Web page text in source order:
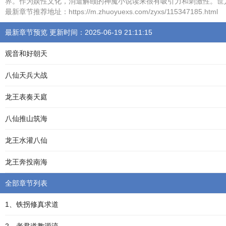
最新章节推荐地址：https://m.zhuoyuexs.com/zyxs/115347185.html
最新章节预览 更新时间：2025-06-19 21:11:15
观音和好朝天
八仙天兵大战
龙王表奏天庭
八仙推山筑海
龙王水灌八仙
龙王奔投南海
全部章节列表
1、铁拐修真求道